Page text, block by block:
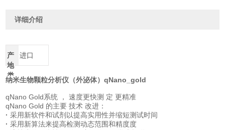
详细介绍
产
地
类
别
进口
纳米生物颗粒分析仪（外泌体）qNano_gold
qNano Gold系统 ， 速度更快测 定 更精准
qNano Gold 的主要 技术 改进：
· 采用新软件和试剂以提高实用性并缩短测试时间
· 采用新算法来提高检测动态范围和精度度